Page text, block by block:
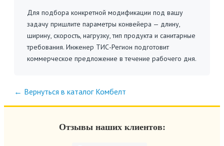
Для подбора конкретной модификации под вашу
задачу пришлите параметры конвейера — длину,
ширину, скорость, нагрузку, тип продукта и санитарные
требования. Инженер ТИС-Регион подготовит
коммерческое предложение в течение рабочего дня.
← Вернуться в каталог Комбелт
Отзывы наших клиентов: